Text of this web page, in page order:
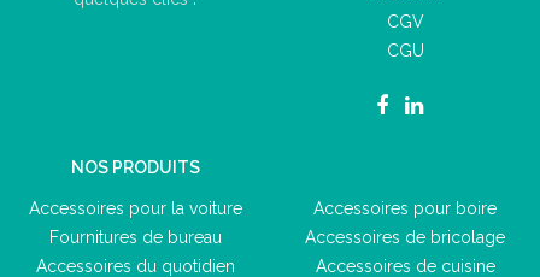
CGV
CGU
NOS PRODUITS
Accessoires pour la voiture
Fournitures de bureau
Accessoires du quotidien
Accessoires pour boire
Accessoires de bricolage
Accessoires de cuisine